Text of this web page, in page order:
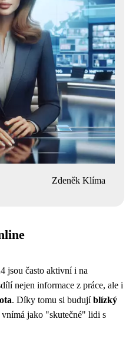
Zdeněk Klíma
jsou často aktivní i na
nejen informace z práce, ale i
. Díky tomu si budujíblízký
vnímá jako "skutečné" lidi s